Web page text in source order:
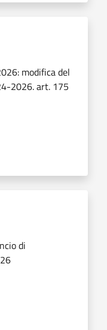
modifica del
2026. art. 175
di